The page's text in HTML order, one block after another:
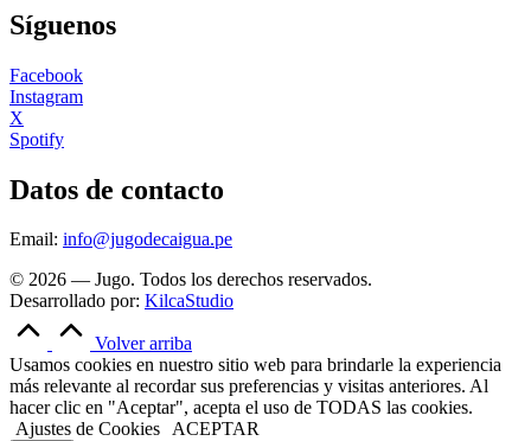
Síguenos
Facebook
Instagram
X
Spotify
Datos de contacto
Email: info@jugodecaigua.pe
© 2026 — Jugo. Todos los derechos reservados.
Desarrollado por: KilcaStudio
Volver arriba
Usamos cookies en nuestro sitio web para brindarle la experiencia
más relevante al recordar sus preferencias y visitas anteriores. Al
hacer clic en "Aceptar", acepta el uso de TODAS las cookies.
Ajustes de Cookies ACEPTAR